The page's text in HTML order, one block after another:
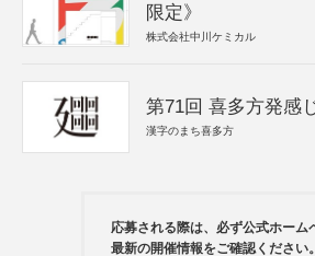
限定》
株式会社中川ケミカル
第71回 喜多方発感
漢字のまち喜多方
応募される際は、必ず公式ホーム
最新の開催情報をご確認ください。